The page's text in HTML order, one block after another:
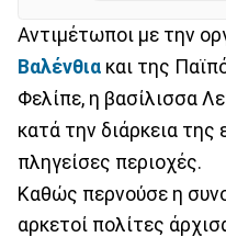
Αντιμέτωποι με την
Βαλένθια και της
Φελίπε, η βασίλισσα
κατά την διάρκεια της
πληγείσες περιοχές.
Καθώς περνούσε η
αρκετοί πολίτες